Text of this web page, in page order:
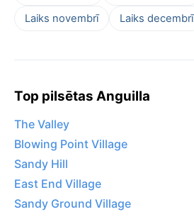
Laiks novembrī Laiks decembrī
Top pilsētas Anguilla
The Valley
Blowing Point Village
Sandy Hill
East End Village
Sandy Ground Village